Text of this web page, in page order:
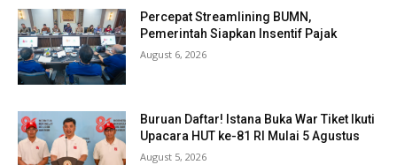
Percepat Streamlining BUMN,
Pemerintah Siapkan Insentif Pajak
August 6, 2026
Buruan Daftar! Istana Buka War Tiket Ikuti
Upacara HUT ke-81 RI Mulai 5 Agustus
August 5, 2026